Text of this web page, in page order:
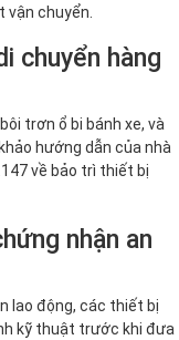
vận chuyển.
chuyển hàng
trơn ổ bi bánh xe, và
hướng dẫn của nhà
về bảo trì thiết bị
nhận an
lao động, các thiết bị
kỹ thuật trước khi đưa